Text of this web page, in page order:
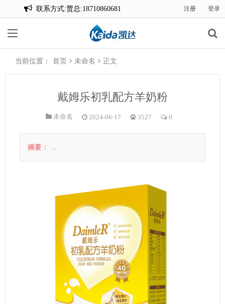
联系方式:贾总:18710860681
联系方式:贾总:18710860681
注册 登录
当前位置： 首页 未命名 正文
戴姆乐初乳配方羊奶粉
未命名 2024-06-17 3527 0
摘要： ...